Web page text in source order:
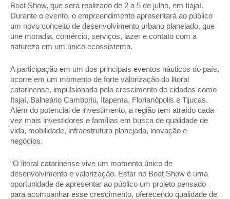
Boat Show, que será realizado de 2 a 5 de julho, em Itajaí.
Durante o evento, o empreendimento apresentará ao público
um novo conceito de desenvolvimento urbano planejado, que
une moradia, comércio, serviços, lazer e contato com a
natureza em um único ecossistema.
A participação em um dos principais eventos náuticos do país,
ocorre em um momento de forte valorização do litoral
catarinense, impulsionada pelo crescimento de cidades como
Itajaí, Balneário Camboriú, Itapema, Florianópolis e Tijucas.
Além do potencial de investimento, a região tem atraído cada
vez mais investidores e famílias em busca de qualidade de
vida, mobilidade, infraestrutura planejada, inovação e
negócios.
“O litoral catarinense vive um momento único de
desenvolvimento e valorização. Estar no Boat Show é uma
oportunidade de apresentar ao público um projeto pensado
para acompanhar esse crescimento, oferecendo qualidade de